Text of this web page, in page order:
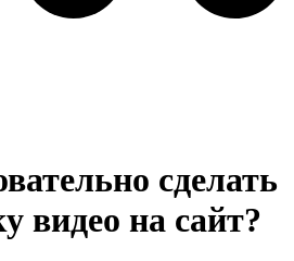
сделать
видео на сайт?